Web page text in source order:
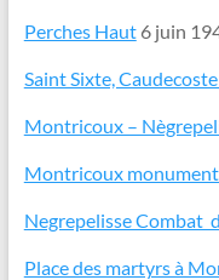
Perches Haut6 juin
Saint Sixte,
Montricoux –
Montricoux
Negrepelisse Combat
Place des martyrs à